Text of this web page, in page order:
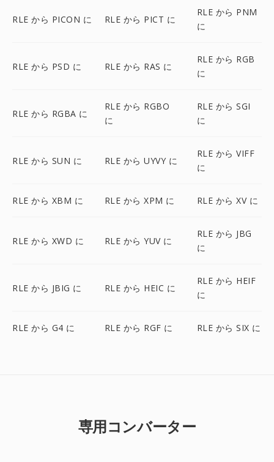
RLE から PICON に RLE から PICT に
RLE から PNM
に
RLE から PSD に RLE から RAS に
RLE から RGB
に
RLE から RGBA に
RLE から RGBO
に
RLE から SGI
に
RLE から SUN に RLE から UYVY に
RLE から VIFF
に
RLE から XBM に RLE から XPM に RLE から XV に
RLE から XWD に RLE から YUV に
RLE から JBG
に
RLE から JBIG に RLE から HEIC に
RLE から HEIF
に
RLE から G4 に RLE から RGF に RLE から SIX に
専用コンバーター